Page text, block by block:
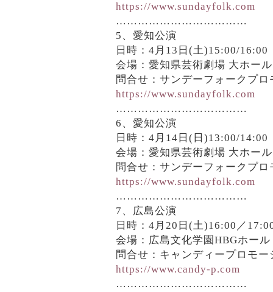
https://www.sundayfolk.com
………………………………
5、愛知公演
日時：4月13日(土)15:00/16:00
会場：愛知県芸術劇場 大ホール
問合せ：サンデーフォークプ
https://www.sundayfolk.com
………………………………
6、愛知公演
日時：4月14日(日)13:00/14:00
会場：愛知県芸術劇場 大ホール
問合せ：サンデーフォークプ
https://www.sundayfolk.com
………………………………
7、広島公演
日時：4月20日(土)16:00／
会場：広島文化学園HBGホール
問合せ：キャンディープロモ
https://www.candy-p.com
………………………………